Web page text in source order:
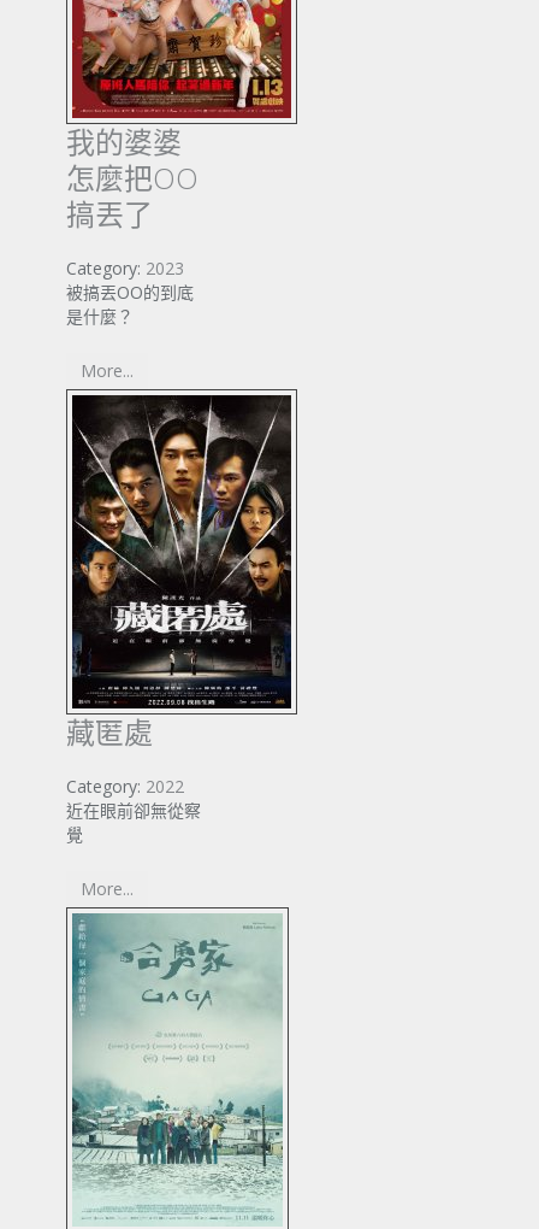
我的婆婆
怎麼把OO
搞丟了
Category: 2023
被搞丟OO的到底
是什麼？
More...
藏匿處
Category: 2022
近在眼前卻無從察
覺
More...